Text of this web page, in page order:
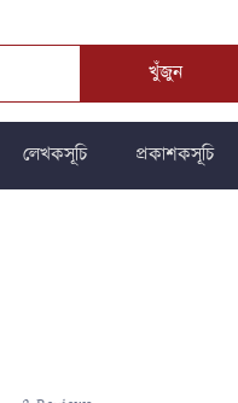
খুঁজুন
লেখকসূচি প্রকাশকসূচি